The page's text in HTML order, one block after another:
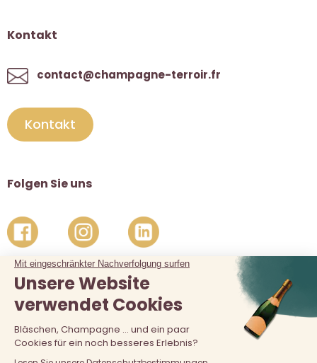
Kontakt
contact@champagne-terroir.fr
Kontakt
Folgen Sie uns